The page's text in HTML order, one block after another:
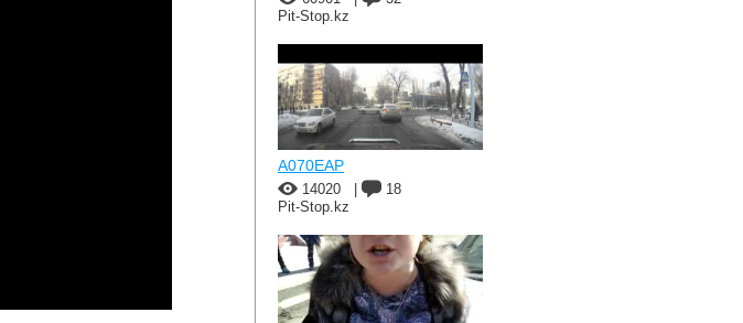
Pit-Stop.kz
A070EAP
14020
18
Pit-Stop.kz